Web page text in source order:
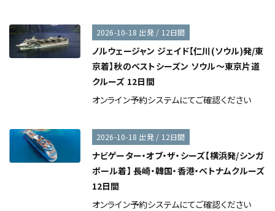
2026-10-18 出発 / 12日間
ノルウェージャン ジェイド【仁川(ソウル)発/東
京着】秋のベストシーズン ソウル～東京片道
クルーズ 12日間
オンライン予約システムにてご確認ください
2026-10-18 出発 / 12日間
ナビゲーター・オブ・ザ・シーズ【横浜発/シンガ
ポール着】 長崎・韓国・香港・ベトナムクルーズ
12日間
オンライン予約システムにてご確認ください